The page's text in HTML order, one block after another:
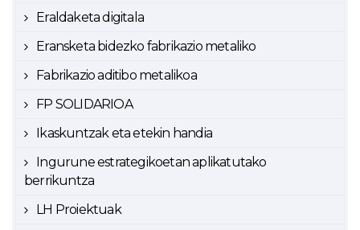
Eraldaketa digitala
Eransketa bidezko fabrikazio metaliko
Fabrikazio aditibo metalikoa
FP SOLIDARIOA
Ikaskuntzak eta etekin handia
Ingurune estrategikoetan aplikatutako
berrikuntza
LH Proiektuak